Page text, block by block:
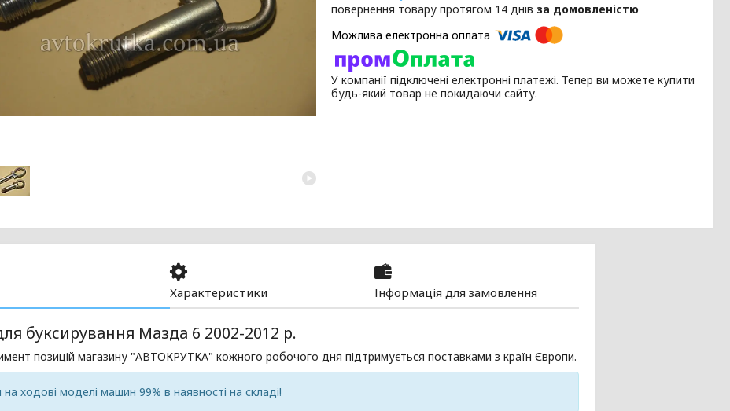
повернення товару протягом 14 днів за домовленістю
У компанії підключені електронні платежі. Тепер ви можете купити
будь-який товар не покидаючи сайту.
Характеристики Інформація для замовлення
буксирування Мазда 6 2002-2012 р.
позицій магазину "АВТОКРУТКА" кожного робочого дня підтримується поставками з країн Європи.
на ходові моделі машин 99% в наявності на складі!